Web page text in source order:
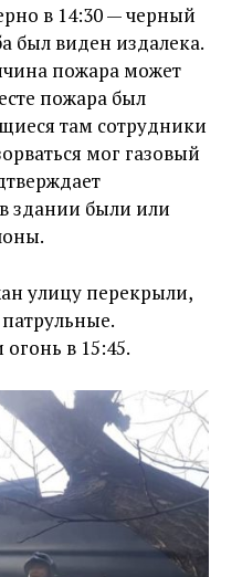
в 14:30 — черный
был виден издалека.
пожара может
пожара был
там сотрудники
мог газовый
здании были или
улицу перекрыли,
в 15:45.